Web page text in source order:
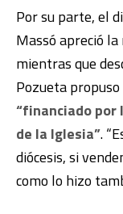
Por su parte, el
Massó apreció
mientras que
Pozueta
“financiado por
de la Iglesia”.
diócesis, si
como lo hizo